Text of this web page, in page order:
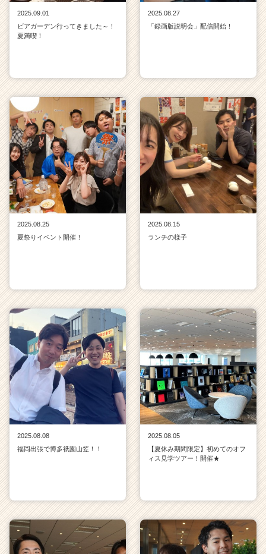
2025.09.01
ビアガーデン行ってきました～！
夏満喫！
2025.08.27
「録画版説明会」配信開始！
2025.08.25
夏祭りイベント開催！
2025.08.15
ランチの様子
2025.08.08
福岡出張で博多祇園山笠！！
2025.08.05
【夏休み期間限定】初めてのオフ
ィス見学ツアー！開催★